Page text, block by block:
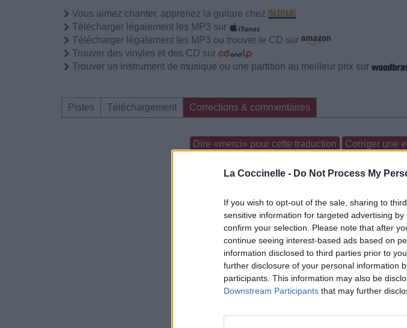
La Coccinelle - Do Not Process My
If you wish to opt-out of the sale, sharing to
sensitive information for targeted advertising
confirm your selection. Please note that after
continue seeing interest-based ads based on
information disclosed to third parties prior to
further disclosure of your personal information
participants. This information may also be
Downstream Participants that may further
Vous aimez chanter, apprenez la guitare chez
Télécharger légalement les MP3 sur
Télécharger légalement les MP3 ou trouver le CD sur
Trouver des vinyles et des CD sur
Trouver un instrument de musique ou une partition au meilleur prix sur
Pistes Téléchargement Corrections & commentaires
Dire «merci» pour cette traduction Corriger une